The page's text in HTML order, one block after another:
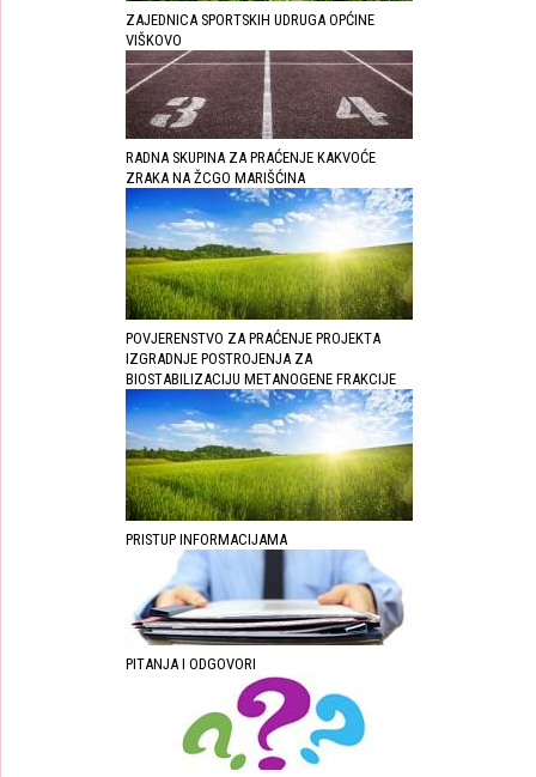
ZAJEDNICA SPORTSKIH UDRUGA OPĆINE
VIŠKOVO
RADNA SKUPINA ZA PRAĆENJE KAKVOĆE
ZRAKA NA ŽCGO MARIŠĆINA
POVJERENSTVO ZA PRAĆENJE PROJEKTA
IZGRADNJE POSTROJENJA ZA
BIOSTABILIZACIJU METANOGENE FRAKCIJE
PRISTUP INFORMACIJAMA
PITANJA I ODGOVORI